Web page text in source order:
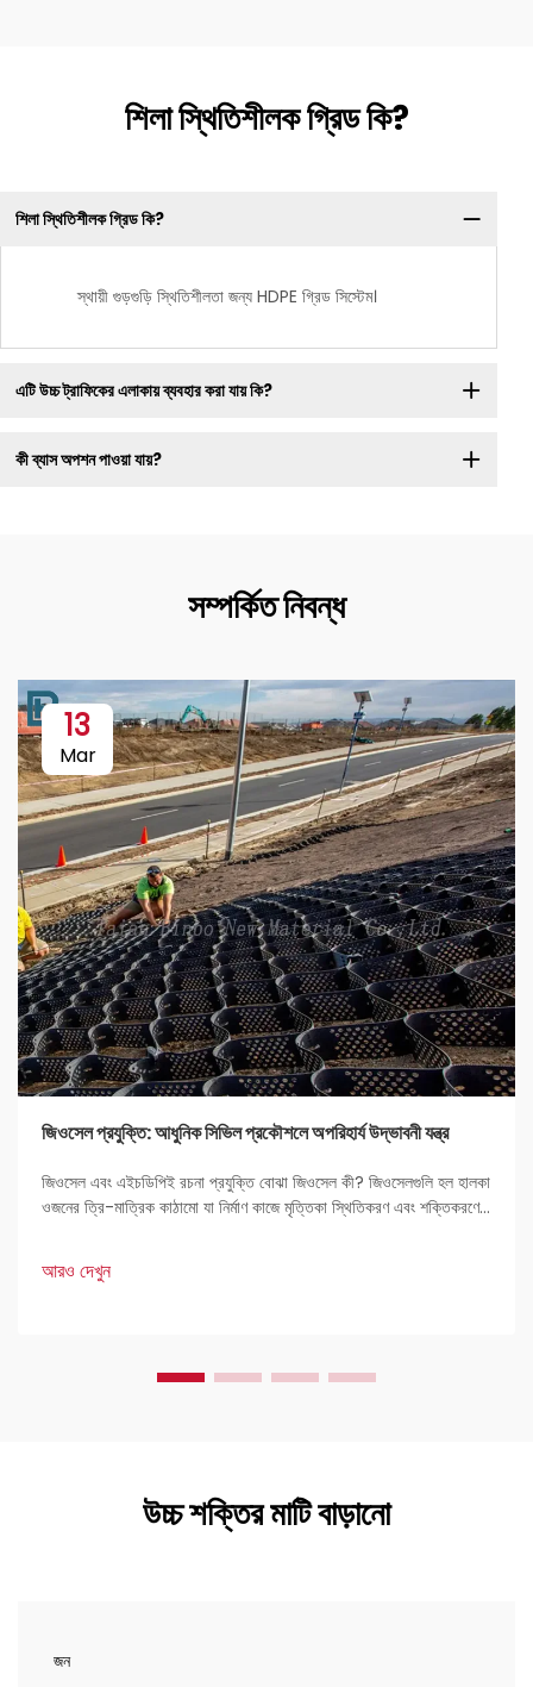
শিলা স্থিতিশীলক গ্রিড কি?
শিলা স্থিতিশীলক গ্রিড কি?
স্থায়ী গুড়গুড়ি স্থিতিশীলতা জন্য HDPE গ্রিড সিস্টেম।
এটি উচ্চ ট্রাফিকের এলাকায় ব্যবহার করা যায় কি?
কী ব্যাস অপশন পাওয়া যায়?
সম্পর্কিত নিবন্ধ
13
Mar
জিওসেল প্রযুক্তি: আধুনিক সিভিল প্রকৌশলে অপরিহার্য উদ্ভাবনী যন্ত্র
জিওসেল এবং এইচডিপিই রচনা প্রযুক্তি বোঝা জিওসেল কী? জিওসেলগুলি হল হালকা
ওজনের ত্রি-মাত্রিক কাঠামো যা নির্মাণ কাজে মৃত্তিকা স্থিতিকরণ এবং শক্তিকরণের
আরও দেখুন
উচ্চ শক্তির মাটি বাড়ানো
জন